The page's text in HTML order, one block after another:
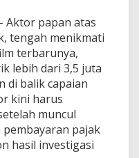
Aktor papan atas
tengah menikmati
terbarunya,
lebih dari 3,5 juta
di balik capaian
kini harus
muncul
pajak
hasil investigasi